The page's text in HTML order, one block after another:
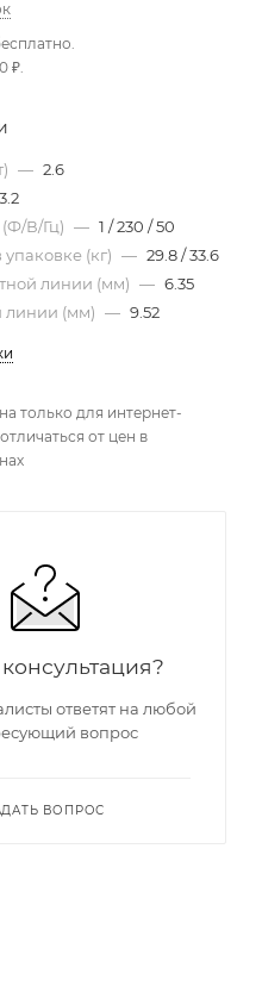
₽.
— 2.6
3.2
В/Гц) — 1 / 230 / 50
(кг) — 29.8 / 33.6
линии (мм) — 6.35
линии (мм) — 9.52
только для интернет-
от цен в
ответят на любой
вопрос
ВОПРОС